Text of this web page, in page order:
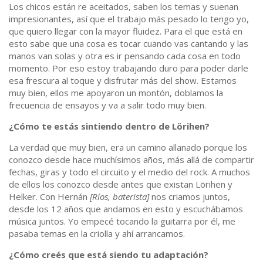
Los chicos están re aceitados, saben los temas y suenan
impresionantes, así que el trabajo más pesado lo tengo yo,
que quiero llegar con la mayor fluidez. Para el que está en
esto sabe que una cosa es tocar cuando vas cantando y las
manos van solas y otra es ir pensando cada cosa en todo
momento. Por eso estoy trabajando duro para poder darle
esa frescura al toque y disfrutar más del show. Estamos
muy bien, ellos me apoyaron un montón, doblamos la
frecuencia de ensayos y va a salir todo muy bien.
¿Cómo te estás sintiendo dentro de Lörihen?
La verdad que muy bien, era un camino allanado porque los
conozco desde hace muchísimos años, más allá de compartir
fechas, giras y todo el circuito y el medio del rock. A muchos
de ellos los conozco desde antes que existan Lörihen y
Helker. Con Hernán [Ríos, baterista]nos criamos juntos,
desde los 12 años que andamos en esto y escuchábamos
música juntos. Yo empecé tocando la guitarra por él, me
pasaba temas en la criolla y ahí arrancamos.
¿Cómo creés que está siendo tu adaptación?